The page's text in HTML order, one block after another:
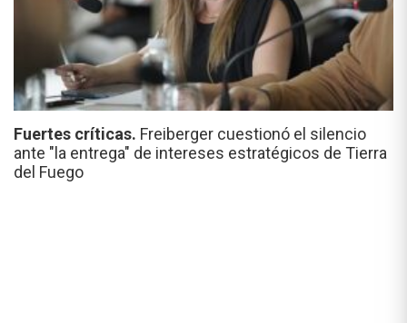
Fuertes críticas. Freiberger cuestionó el silencio
ante "la entrega" de intereses estratégicos de Tierra
del Fuego